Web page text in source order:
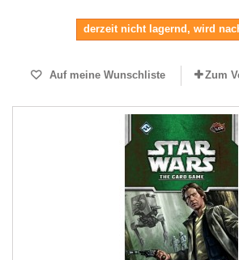
derzeit nicht lagernd, wird
Auf meine Wunschliste Zum